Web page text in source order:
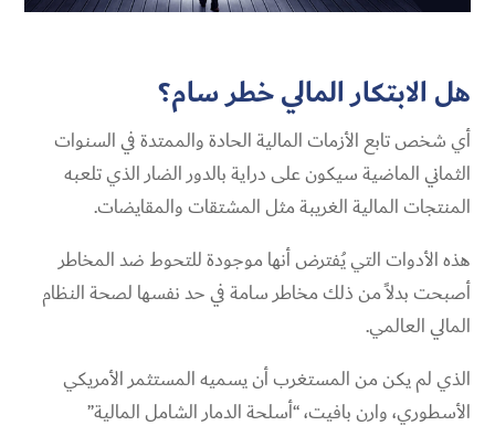
هل الابتكار المالي خطر سام؟
أي شخص تابع الأزمات المالية الحادة والممتدة في السنوات
الثماني الماضية سيكون على دراية بالدور الضار الذي تلعبه
المنتجات المالية الغريبة مثل المشتقات والمقايضات.
هذه الأدوات التي يُفترض أنها موجودة للتحوط ضد المخاطر
أصبحت بدلاً من ذلك مخاطر سامة في حد نفسها لصحة النظام
المالي العالمي.
الذي لم يكن من المستغرب أن يسميه المستثمر الأمريكي
الأسطوري، وارن بافيت، “أسلحة الدمار الشامل المالية”